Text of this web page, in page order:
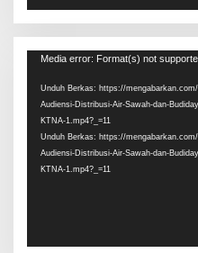
Pemutar
Media error: Format(s) not
Unduh Berkas: https://
Audiensi-Distribusi-Air-Sawah-dan-
KTNA-1.mp4?_=11
Unduh Berkas: https://
Audiensi-Distribusi-Air-Sawah-dan-
KTNA-1.mp4?_=11